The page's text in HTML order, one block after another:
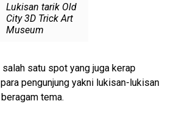
Lukisan tarik Old
City 3D Trick Art
Museum
salah satu spot yang juga kerap
pengunjung yakni lukisan-lukisan
tema.